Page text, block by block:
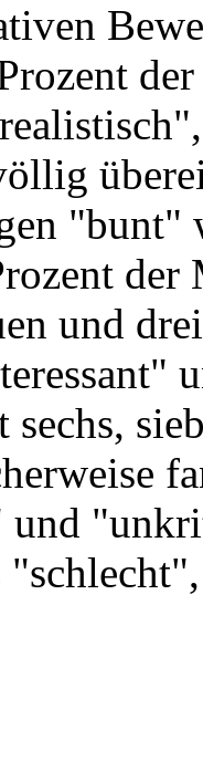
"bunt"
und
sechs,